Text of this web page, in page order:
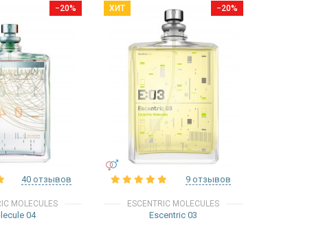
−20%
40 отзывов
MOLECULES
04
−20%
ХИТ
УНИСЕКС
9 отзывов
ESCENTRIC MOLECULES
Escentric 03